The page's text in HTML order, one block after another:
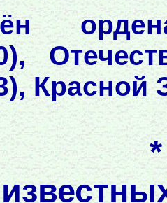
Красной